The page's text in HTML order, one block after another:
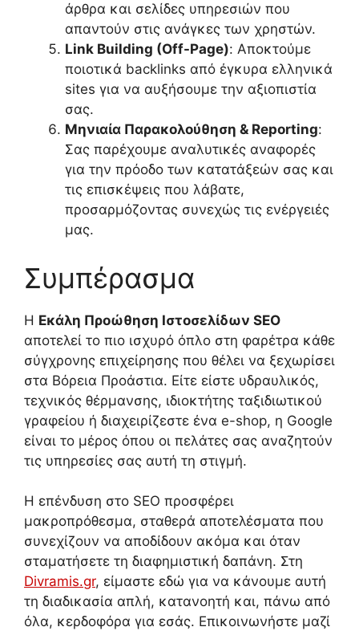
άρθρα και σελίδες υπηρεσιών που
απαντούν στις ανάγκες των χρηστών.
Link Building (Off-Page): Αποκτούμε
ποιοτικά backlinks από έγκυρα ελληνικά
sites για να αυξήσουμε την αξιοπιστία
σας.
Μηνιαία Παρακολούθηση & Reporting:
Σας παρέχουμε αναλυτικές αναφορές
για την πρόοδο των κατατάξεών σας και
τις επισκέψεις που λάβατε,
προσαρμόζοντας συνεχώς τις ενέργειές
μας.
Συμπέρασμα
Η Εκάλη Προώθηση Ιστοσελίδων SEO
αποτελεί το πιο ισχυρό όπλο στη φαρέτρα κάθε
σύγχρονης επιχείρησης που θέλει να ξεχωρίσει
στα Βόρεια Προάστια. Είτε είστε υδραυλικός,
τεχνικός θέρμανσης, ιδιοκτήτης ταξιδιωτικού
γραφείου ή διαχειρίζεστε ένα e-shop, η Google
είναι το μέρος όπου οι πελάτες σας αναζητούν
τις υπηρεσίες σας αυτή τη στιγμή.
Η επένδυση στο SEO προσφέρει
μακροπρόθεσμα, σταθερά αποτελέσματα που
συνεχίζουν να αποδίδουν ακόμα και όταν
σταματήσετε τη διαφημιστική δαπάνη. Στη
Divramis.gr, είμαστε εδώ για να κάνουμε αυτή
τη διαδικασία απλή, κατανοητή και, πάνω από
όλα, κερδοφόρα για εσάς. Επικοινωνήστε μαζί